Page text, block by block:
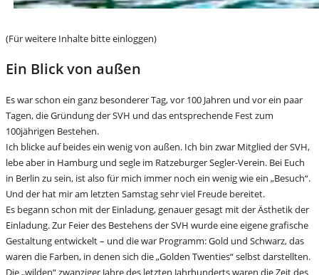
(Für weitere Inhalte bitte einloggen)
Ein Blick von außen
Es war schon ein ganz besonderer Tag, vor 100 Jahren und vor ein paar
Tagen, die Gründung der SVH und das entsprechende Fest zum
100jährigen Bestehen.
Ich blicke auf beides ein wenig von außen. Ich bin zwar Mitglied der SVH,
lebe aber in Hamburg und segle im Ratzeburger Segler-Verein. Bei Euch
in Berlin zu sein, ist also für mich immer noch ein wenig wie ein „Besuch“.
Und der hat mir am letzten Samstag sehr viel Freude bereitet.
Es begann schon mit der Einladung, genauer gesagt mit der Ästhetik der
Einladung. Zur Feier des Bestehens der SVH wurde eine eigene grafische
Gestaltung entwickelt – und die war Programm: Gold und Schwarz, das
waren die Farben, in denen sich die „Golden Twenties“ selbst darstellten.
Die „wilden“ zwanziger Jahre des letzten Jahrhunderts waren die Zeit des